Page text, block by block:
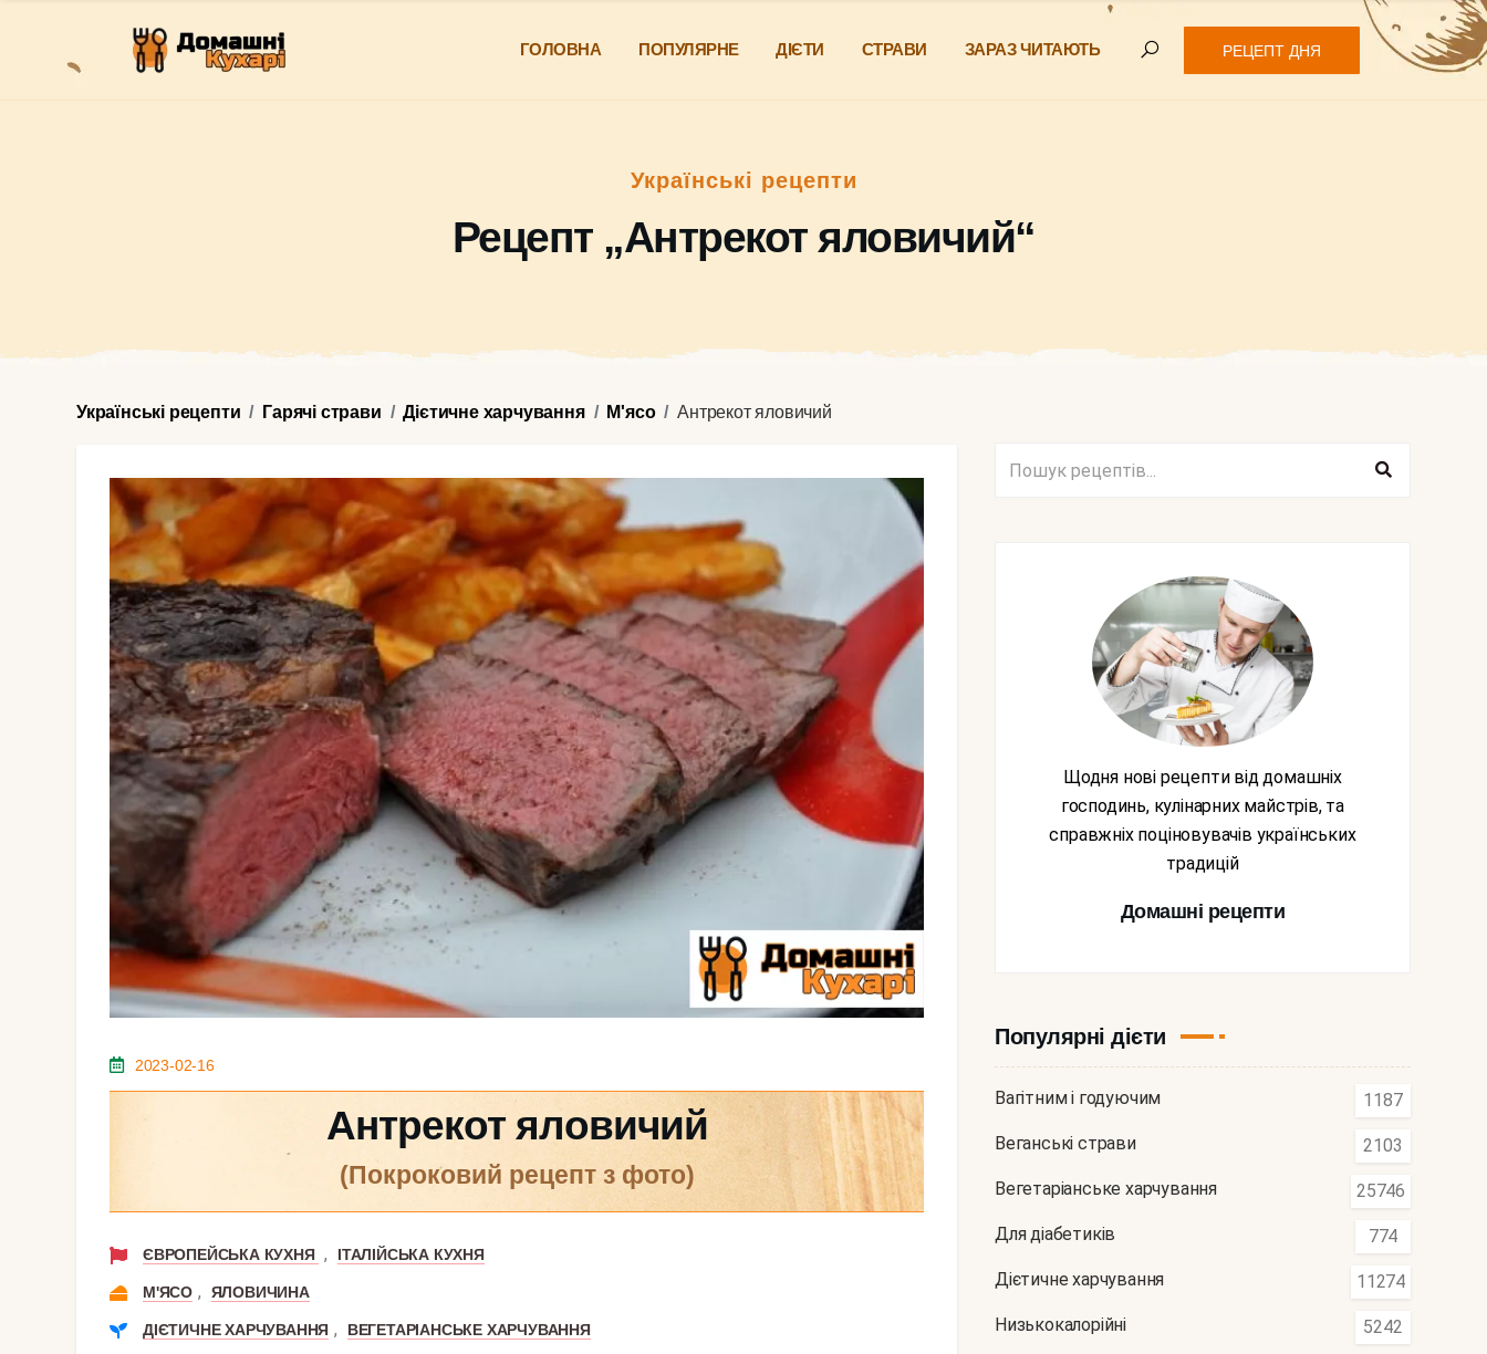
ГОЛОВНА ПОПУЛЯРНЕ ДІЄТИ СТРАВИ ЗАРАЗ ЧИТАЮТЬ РЕЦЕПТ ДНЯ
Українські рецепти
Рецепт „Антрекот яловичий“
Українські рецепти Гарячі страви Дієтичне харчування М'ясо Антрекот яловичий
2023-02-16
Антрекот яловичий
(покроковий рецепт з фото)
ЄВРОПЕЙСЬКА КУХНЯ , ІТАЛІЙСЬКА КУХНЯ
М'ЯСО , ЯЛОВИЧИНА
ДІЄТИЧНЕ ХАРЧУВАННЯ , ВЕГЕТАРІАНСЬКЕ ХАРЧУВАННЯ
Щодня нові рецепти від домашніх
господинь, кулінарних майстрів, та
справжніх поціновувачів українських
традицій
Домашні рецепти
Популярні дієти
Вагітним і годуючим 1187
Веганські страви 2103
Вегетаріанське харчування 25746
Для діабетиків 774
Дієтичне харчування 11274
Низькокалорійні 5242